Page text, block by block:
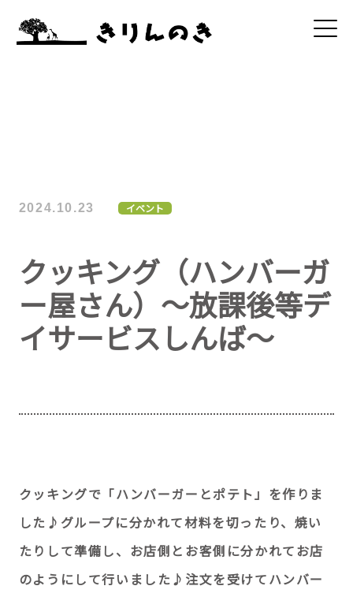
2024.10.23 イベント
クッキング（ハンバーガ
ー屋さん）～放課後等デ
イサービスしんば～
クッキングで「ハンバーガーとポテト」を作りま
した♪グループに分かれて材料を切ったり、焼い
たりして準備し、お店側とお客側に分かれてお店
のようにして行いました♪注文を受けてハンバー